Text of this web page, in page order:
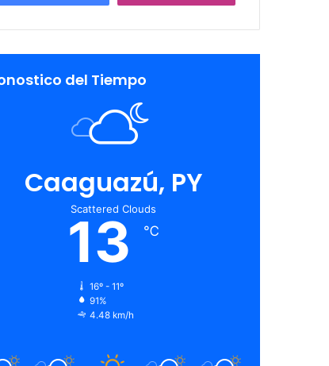
del Tiempo
Caaguazú, PY
Scattered Clouds
13 ℃
16º - 11º
91%
4.48 km/h